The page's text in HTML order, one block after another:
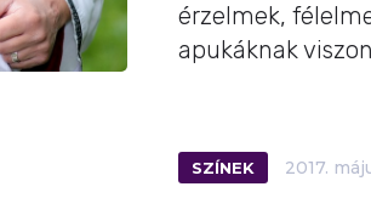
érzelmek,
apukáknak
SZÍNEK 2017.